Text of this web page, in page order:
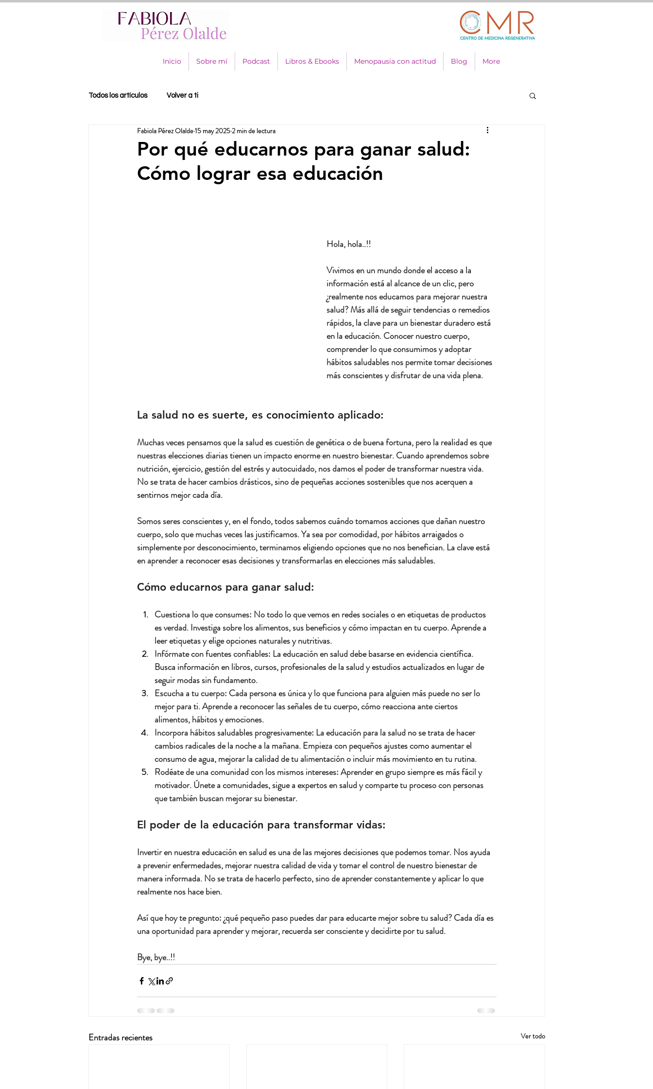
Inicio Sobre mí Podcast Libros & Ebooks Menopausia con actitud Blog More
Todos los artículos Volver a ti
Por qué educarnos para ganar salud:
Cómo lograr esa educación
Fabiola Pérez Olalde15 may 20252 min de lectura
Hola, hola..!!
Vivimos en un mundo donde el acceso a la
información está al alcance de un clic, pero
¿realmente nos educamos para mejorar nuestra
salud? Más allá de seguir tendencias o remedios
rápidos, la clave para un bienestar duradero está
en la educación. Conocer nuestro cuerpo,
comprender lo que consumimos y adoptar
hábitos saludables nos permite tomar decisiones
más conscientes y disfrutar de una vida plena.
La salud no es suerte, es conocimiento aplicado:
Muchas veces pensamos que la salud es cuestión de genética o de buena fortuna, pero la realidad es que
nuestras elecciones diarias tienen un impacto enorme en nuestro bienestar. Cuando aprendemos sobre
nutrición, ejercicio, gestión del estrés y autocuidado, nos damos el poder de transformar nuestra vida.
No se trata de hacer cambios drásticos, sino de pequeñas acciones sostenibles que nos acerquen a
sentirnos mejor cada día.
Somos seres conscientes y, en el fondo, todos sabemos cuándo tomamos acciones que dañan nuestro
cuerpo, solo que muchas veces las justificamos. Ya sea por comodidad, por hábitos arraigados o
simplemente por desconocimiento, terminamos eligiendo opciones que no nos benefician. La clave está
en aprender a reconocer esas decisiones y transformarlas en elecciones más saludables.
Cómo educarnos para ganar salud:
Cuestiona lo que consumes: No todo lo que vemos en redes sociales o en etiquetas de productos
es verdad. Investiga sobre los alimentos, sus beneficios y cómo impactan en tu cuerpo. Aprende a
leer etiquetas y elige opciones naturales y nutritivas.
Infórmate con fuentes confiables: La educación en salud debe basarse en evidencia científica.
Busca información en libros, cursos, profesionales de la salud y estudios actualizados en lugar de
seguir modas sin fundamento.
Escucha a tu cuerpo: Cada persona es única y lo que funciona para alguien más puede no ser lo
mejor para ti. Aprende a reconocer las señales de tu cuerpo, cómo reacciona ante ciertos
alimentos, hábitos y emociones.
Incorpora hábitos saludables progresivamente: La educación para la salud no se trata de hacer
cambios radicales de la noche a la mañana. Empieza con pequeños ajustes como aumentar el
consumo de agua, mejorar la calidad de tu alimentación o incluir más movimiento en tu rutina.
Rodéate de una comunidad con los mismos intereses: Aprender en grupo siempre es más fácil y
motivador. Únete a comunidades, sigue a expertos en salud y comparte tu proceso con personas
que también buscan mejorar su bienestar.
El poder de la educación para transformar vidas:
Invertir en nuestra educación en salud es una de las mejores decisiones que podemos tomar. Nos ayuda
a prevenir enfermedades, mejorar nuestra calidad de vida y tomar el control de nuestro bienestar de
manera informada. No se trata de hacerlo perfecto, sino de aprender constantemente y aplicar lo que
realmente nos hace bien.
Así que hoy te pregunto: ¿qué pequeño paso puedes dar para educarte mejor sobre tu salud? Cada día es
una oportunidad para aprender y mejorar, recuerda ser consciente y decidirte por tu salud.
Bye, bye..!!
Entradas recientes Ver todo